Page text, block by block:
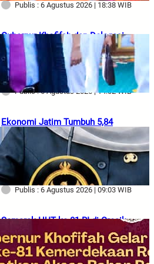
Publis : 6 Agustus 2026 | 18:38 WIB
Gubernur Khofifah dan Delegasi
Armada RRT Bahas Teknologi
Perkapalan, Cheng Ho hingga
Potensi Ekonomi Jatim
Publis : 6 Agustus 2026 | 14:02 WIB
Ekonomi Jatim Tumbuh 5,84
Persen, Kemiskinan dan
Pengangguran Turun, Gubernur
Khofifah Tekankan Pertumbuhan
Berkualitas
Publis : 6 Agustus 2026 | 09:03 WIB
Semarak HUT ke-81 RI di Gresik,
Gubernur Khofifah Padukan Pasar
Murah dengan Gerakan Kibarkan
Merah Putih